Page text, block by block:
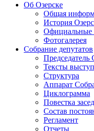
Об Озерске
Общая
История
Официальные
Фотогалерея
Собрание депутатов
Председатель
Тексты
Структура
Аппарат
Циклограмма
Повестка
Состав
Регламент
Отчеты